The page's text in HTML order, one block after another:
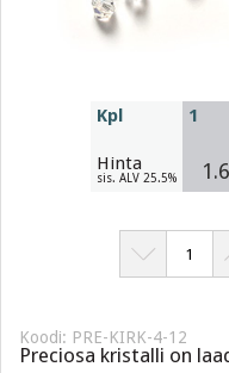
Koodi: PRE-KIRK-4-12
Preciosa kristalli on
Kpl
Hinta
sis. ALV 25.5%
1